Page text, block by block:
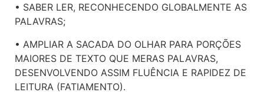
• SABER LER, RECONHECENDO GLOBALMENTE AS
PALAVRAS;
• AMPLIAR A SACADA DO OLHAR PARA PORÇÕES
MAIORES DE TEXTO QUE MERAS PALAVRAS,
DESENVOLVENDO ASSIM FLUÊNCIA E RAPIDEZ DE
LEITURA (FATIAMENTO).